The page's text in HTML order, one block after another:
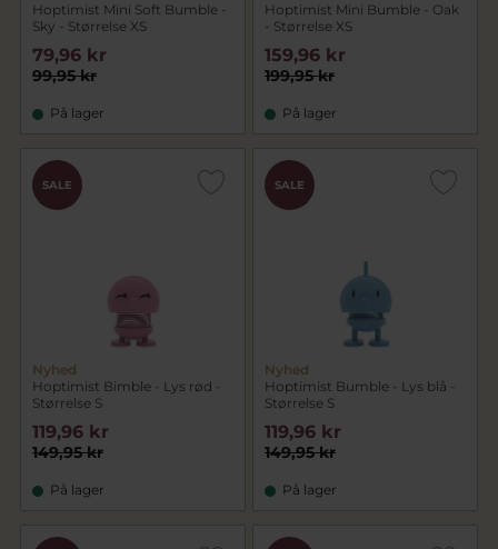
Hoptimist Mini Soft Bumble -
Sky - Størrelse XS
99,95 kr
79,96 kr
På lager
Hoptimist Mini Bumble - Oak
- Størrelse XS
199,95 kr
159,96 kr
På lager
SALE
Nyhed
Hoptimist Bimble - Lys rød -
Størrelse S
149,95 kr
119,96 kr
På lager
SALE
Nyhed
Hoptimist Bumble - Lys blå -
Størrelse S
149,95 kr
119,96 kr
På lager